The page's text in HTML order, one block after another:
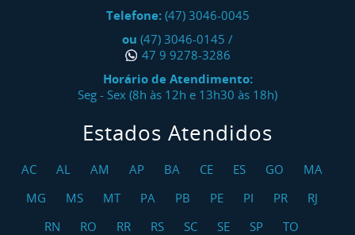
Telefone: (47) 3046-0045
ou (47) 3046-0145 /
47 9 9278-3286
Horário de Atendimento:
Seg - Sex (8h às 12h e 13h30 às 18h)
Estados Atendidos
AC AL AM AP BA CE ES GO
MA
MG
MS MT PA PB PE PI PR
RJ
RN
RO RR RS SC SE SP TO